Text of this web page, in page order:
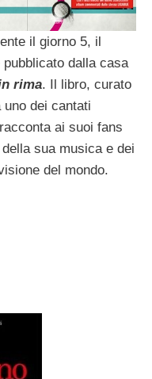
il giorno 5, il
pubblicato dalla casa
rima. Il libro, curato
dei cantati
ai suoi fans
sua musica e dei
del mondo.